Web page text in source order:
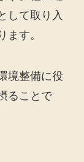
して取り入
ます。
境整備に役
ることで